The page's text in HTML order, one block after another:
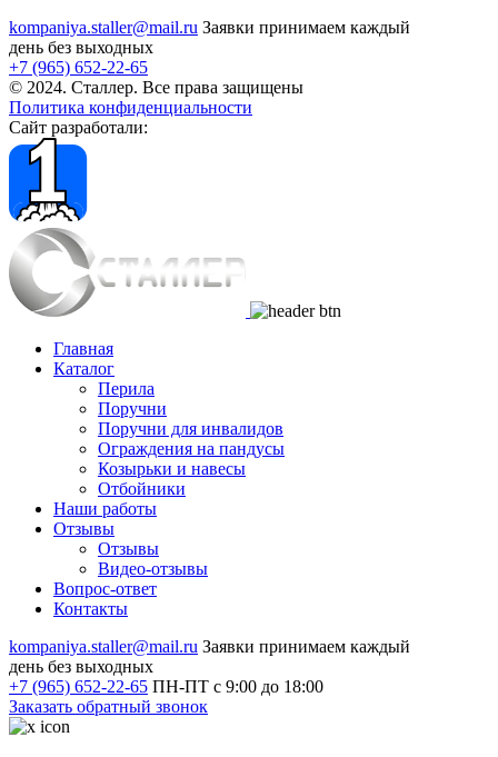
kompaniya.staller@mail.ru Заявки принимаем каждый
день без выходных
+7 (965) 652-22-65
© 2024. Сталлер. Все права защищены
Политика конфиденциальности
Сайт разработали:
Главная
Каталог
Перила
Поручни
Поручни для инвалидов
Ограждения на пандусы
Козырьки и навесы
Отбойники
Наши работы
Отзывы
Отзывы
Видео-отзывы
Вопрос-ответ
Контакты
kompaniya.staller@mail.ru Заявки принимаем каждый
день без выходных
+7 (965) 652-22-65 ПН-ПТ с 9:00 до 18:00
Заказать обратный звонок